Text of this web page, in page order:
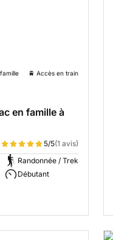
🚆 Accès en train
en famille à
5/5(1 avis)
Randonnée / Trek
Débutant